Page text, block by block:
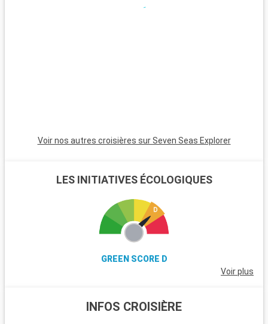
Voir nos autres croisières sur Seven Seas Explorer
LES INITIATIVES ÉCOLOGIQUES
GREEN SCORE D
Voir plus
INFOS CROISIÈRE